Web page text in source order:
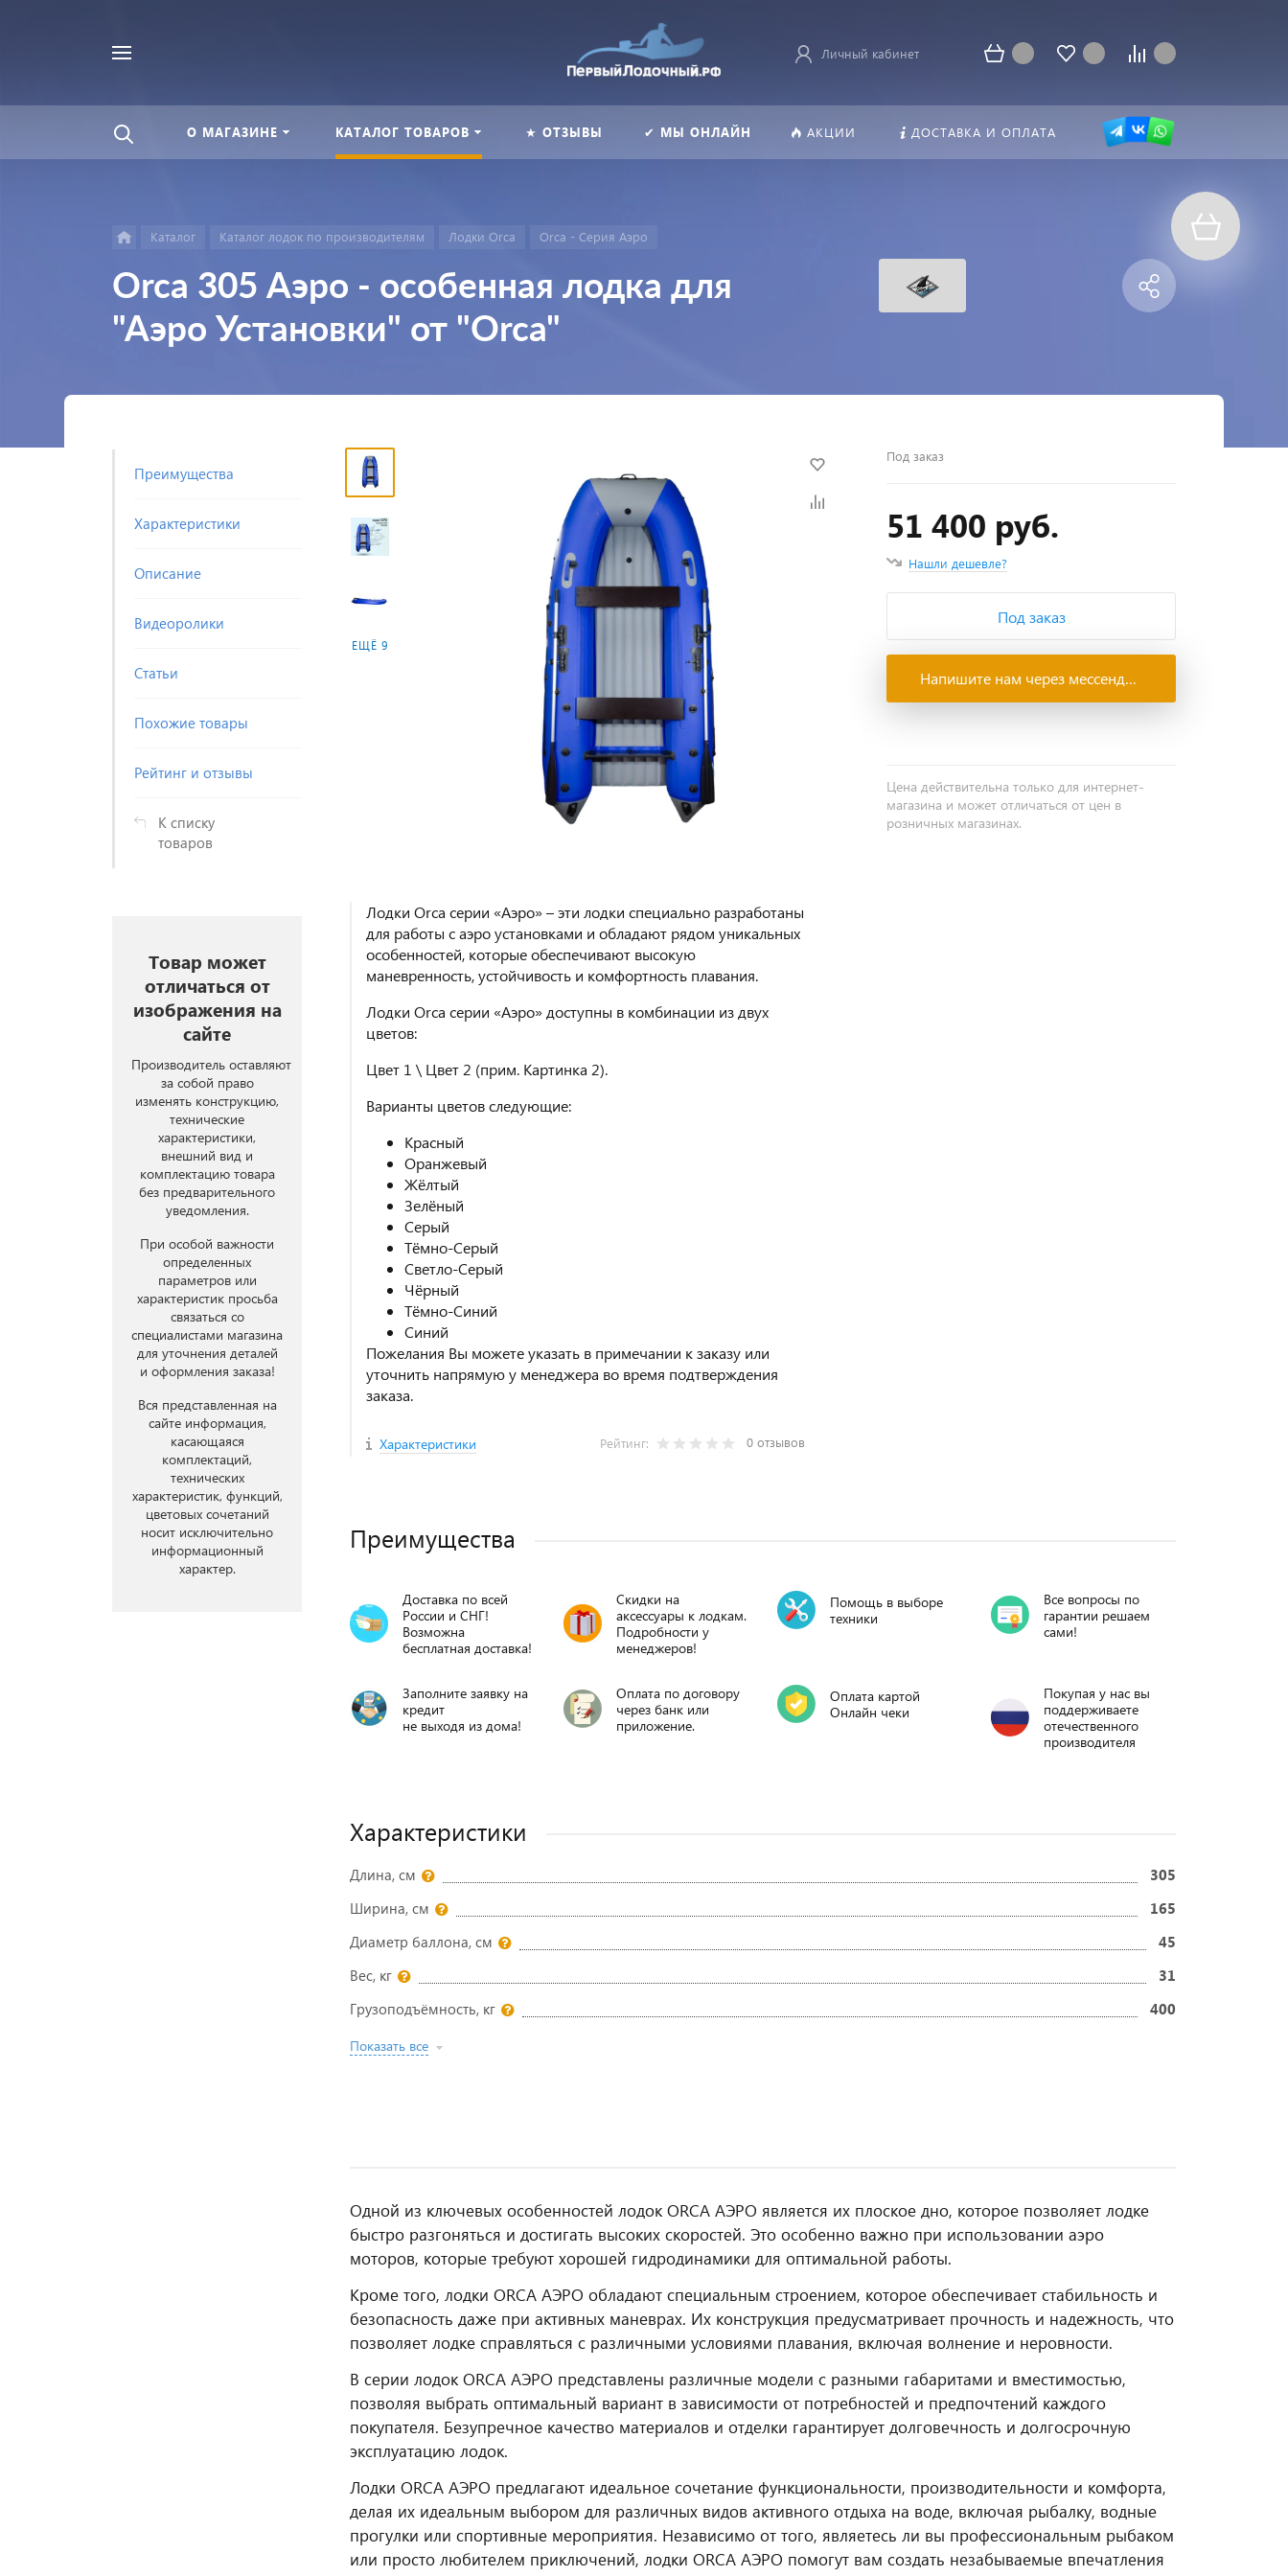
Личный кабинет
О МАГАЗИНЕ КАТАЛОГ ТОВАРОВ ★ ОТЗЫВЫ ✔ МЫ ОНЛАЙН АКЦИИ ДОСТАВКА И ОПЛАТА
Каталог Каталог лодок по производителям Лодки Orca Orca - Серия Аэро
Orca 305 Аэро - особенная лодка для
"Аэро Установки" от "Orca"
Преимущества
Характеристики
Описание
Видеоролики
Статьи
Похожие товары
Рейтинг и отзывы
К списку
товаров
Товар может
отличаться от
изображения на
сайте
Производитель оставляют
за собой право
изменять конструкцию,
технические
характеристики,
внешний вид и
комплектацию товара
без предварительного
уведомления.
При особой важности
определенных
параметров или
характеристик просьба
связаться со
специалистами магазина
для уточнения деталей
и оформления заказа!
Вся представленная на
сайте информация,
касающаяся
комплектаций,
технических
характеристик, функций,
цветовых сочетаний
носит исключительно
информационный
характер.
ЕЩЁ 9
Лодки Orca серии «Аэро» – эти лодки специально разработаны
для работы с аэро установками и обладают рядом уникальных
особенностей, которые обеспечивают высокую
маневренность, устойчивость и комфортность плавания.
Лодки Orca серии «Аэро» доступны в комбинации из двух
цветов:
Цвет 1 \ Цвет 2 (прим. Картинка 2).
Варианты цветов следующие:
Красный
Оранжевый
Жёлтый
Зелёный
Серый
Тёмно-Серый
Светло-Серый
Чёрный
Тёмно-Синий
Синий
Пожелания Вы можете указать в примечании к заказу или
уточнить напрямую у менеджера во время подтверждения
заказа.
Характеристики Рейтинг: 0 отзывов
Под заказ
51 400 руб.
Нашли дешевле?
Под заказ
Напишите нам через мессенджеры
Цена действительна только для интернет-
магазина и может отличаться от цен в
розничных магазинах.
Преимущества
Доставка по всей
России и СНГ!
Возможна
бесплатная доставка!
Скидки на
аксессуары к лодкам.
Подробности у
менеджеров!
Помощь в выборе
техники
Все вопросы по
гарантии решаем
сами!
Заполните заявку на
кредит
не выходя из дома!
Оплата по договору
через банк или
приложение.
Оплата картой
Онлайн чеки
Покупая у нас вы
поддерживаете
отечественного
производителя
Характеристики
Длина, см
305
Ширина, см
165
Диаметр баллона, см
45
Вес, кг
31
Грузоподъёмность, кг
400
Показать все
Одной из ключевых особенностей лодок ORCA АЭРО является их плоское дно, которое позволяет лодке
быстро разгоняться и достигать высоких скоростей. Это особенно важно при использовании аэро
моторов, которые требуют хорошей гидродинамики для оптимальной работы.
Кроме того, лодки ORCA АЭРО обладают специальным строением, которое обеспечивает стабильность и
безопасность даже при активных маневрах. Их конструкция предусматривает прочность и надежность, что
позволяет лодке справляться с различными условиями плавания, включая волнение и неровности.
В серии лодок ORCA АЭРО представлены различные модели с разными габаритами и вместимостью,
позволяя выбрать оптимальный вариант в зависимости от потребностей и предпочтений каждого
покупателя. Безупречное качество материалов и отделки гарантирует долговечность и долгосрочную
эксплуатацию лодок.
Лодки ORCA АЭРО предлагают идеальное сочетание функциональности, производительности и комфорта,
делая их идеальным выбором для различных видов активного отдыха на воде, включая рыбалку, водные
прогулки или спортивные мероприятия. Независимо от того, являетесь ли вы профессиональным рыбаком
или просто любителем приключений, лодки ORCA АЭРО помогут вам создать незабываемые впечатления